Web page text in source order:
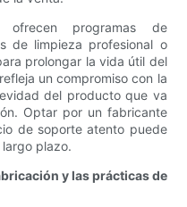
ofrecen programas de
de limpieza profesional o
prolongar la vida útil del
un compromiso con la
del producto que va
Optar por un fabricante
de soporte atento puede
plazo.
y las prácticas de